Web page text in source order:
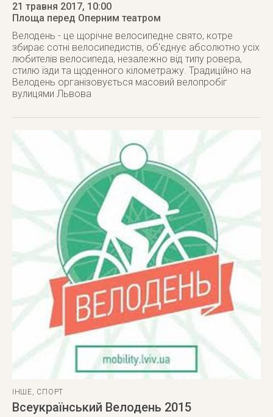
21 травня 2017, 10:00
Площа перед Оперним театром
Велодень - це щорічне велосипедне свято, котре
збирає сотні велосипедистів, об'єднує абсолютно усіх
любителів велосипеда, незалежно від типу ровера,
стилю їзди та щоденного кілометражу. Традиційно на
Велодень організовується масовий велопробіг
вулицями Львова
ІНШЕ, СПОРТ
Всеукраїнський Велодень 2015